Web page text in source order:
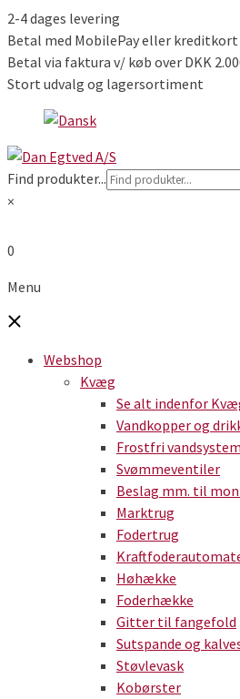
2-4 dages levering
Betal med MobilePay eller kreditkort
Betal via faktura v/ køb over DKK
Stort udvalg og lagersortiment
Find produkter...
×
0
Menu
Webshop
Kvæg
Se alt indenfor
Vandkopper og
Frostfri
Svømmeventiler
Beslag mm. til
Marktrug
Fodertrug
Høhække
Foderhække
Gitter til fangefold
Sutspande og
Støvlevask
Kobørster